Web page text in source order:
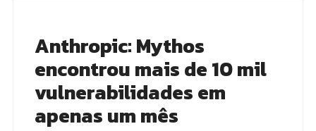
Anthropic: Mythos
encontrou mais de 10 mil
vulnerabilidades em
apenas um mês